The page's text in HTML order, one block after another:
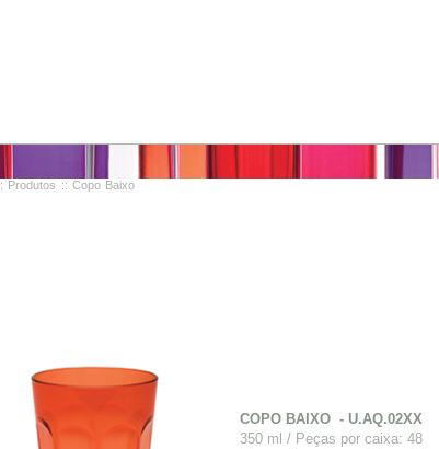
Produtos :: Copo Baixo
COPO BAIXO - U.AQ.02XX
350 ml / Peças por caixa: 48